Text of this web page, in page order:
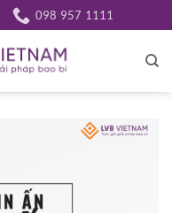
098 957 1111